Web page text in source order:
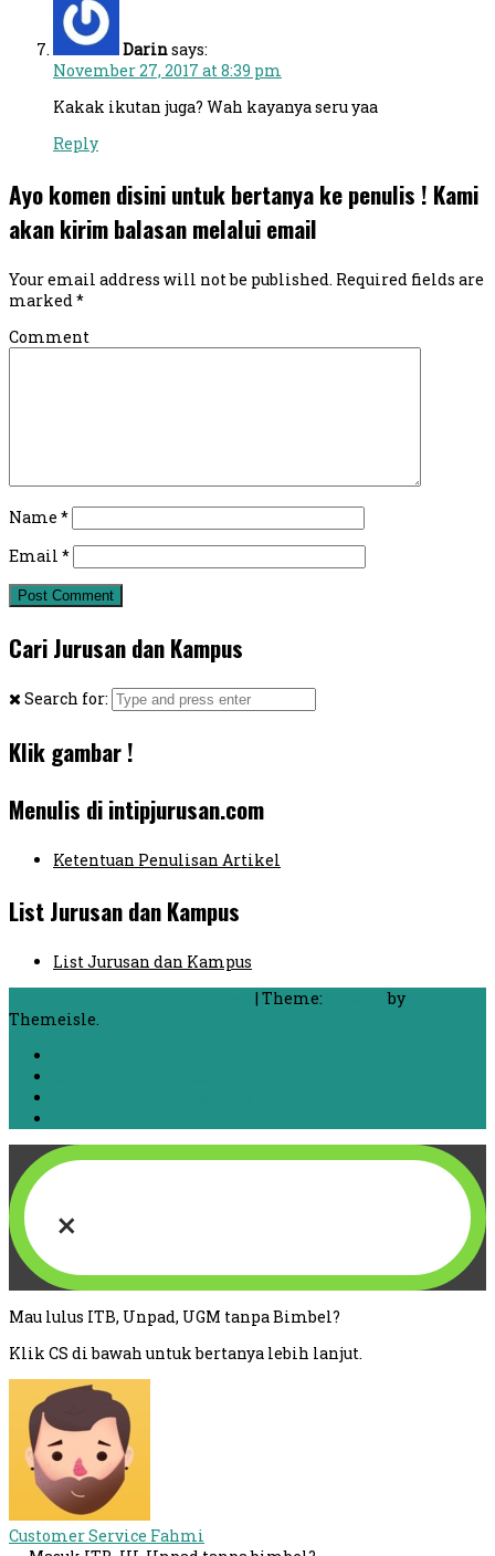
Darinsays:
November 27, 2017 at 8:39 pm
Kakak ikutan juga? Wah kayanya seru yaa
Reply
Ayo komen disini untuk bertanya ke penulis ! Kami
akan kirim balasan melalui email
Your email address will not be published. Required fields are
marked *
Comment
Name *
Email *
Cari Jurusan dan Kampus
Search for:
Klik gambar !
Menulis di intipjurusan.com
Ketentuan Penulisan Artikel
List Jurusan dan Kampus
List Jurusan dan Kampus
| Theme:
by
Themeisle.
×
Mau lulus ITB, Unpad, UGM tanpa Bimbel?
Klik CS di bawah untuk bertanya lebih lanjut.
Customer Service Fahmi